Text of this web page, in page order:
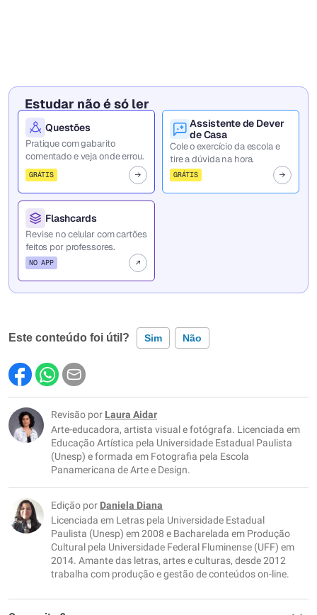
Estudar não é só ler
Questões
Pratique com gabarito
comentado e veja onde errou.
GRÁTIS
Assistente de Dever
de Casa
Cole o exercício da escola e
tire a dúvida na hora.
GRÁTIS
Flashcards
Revise no celular com cartões
feitos por professores.
NO APP
Este conteúdo foi útil? Sim Não
Este conteúdo contém informação incorreta
Este conteúdo não tem a informação que procuro
Outro
Revisão por Laura Aidar
Arte-educadora, artista visual e fotógrafa. Licenciada em
Educação Artística pela Universidade Estadual Paulista
(Unesp) e formada em Fotografia pela Escola
Panamericana de Arte e Design.
Edição por Daniela Diana
Licenciada em Letras pela Universidade Estadual
Paulista (Unesp) em 2008 e Bacharelada em Produção
Cultural pela Universidade Federal Fluminense (UFF) em
2014. Amante das letras, artes e culturas, desde 2012
trabalha com produção e gestão de conteúdos on-line.